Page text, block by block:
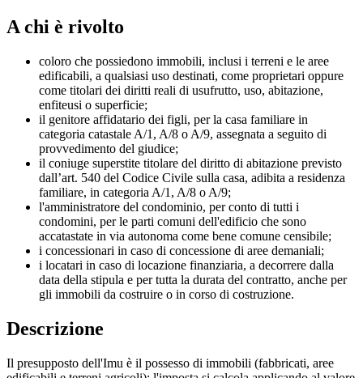
A chi è rivolto
coloro che possiedono immobili, inclusi i terreni e le aree
edificabili, a qualsiasi uso destinati, come proprietari oppure
come titolari dei diritti reali di usufrutto, uso, abitazione,
enfiteusi o superficie;
il genitore affidatario dei figli, per la casa familiare in
categoria catastale A/1, A/8 o A/9, assegnata a seguito di
provvedimento del giudice;
il coniuge superstite titolare del diritto di abitazione previsto
dall’art. 540 del Codice Civile sulla casa, adibita a residenza
familiare, in categoria A/1, A/8 o A/9;
l'amministratore del condominio, per conto di tutti i
condomini, per le parti comuni dell'edificio che sono
accatastate in via autonoma come bene comune censibile;
i concessionari in caso di concessione di aree demaniali;
i locatari in caso di locazione finanziaria, a decorrere dalla
data della stipula e per tutta la durata del contratto, anche per
gli immobili da costruire o in corso di costruzione.
Descrizione
Il presupposto dell'Imu è il possesso di immobili (fabbricati, aree